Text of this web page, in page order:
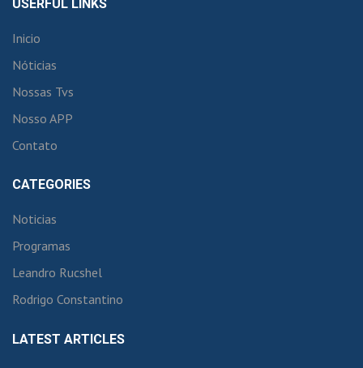
USERFUL LINKS
Inicio
Nóticias
Nossas Tvs
Nosso APP
Contato
CATEGORIES
Noticias
Programas
Leandro Rucshel
Rodrigo Constantino
LATEST ARTICLES